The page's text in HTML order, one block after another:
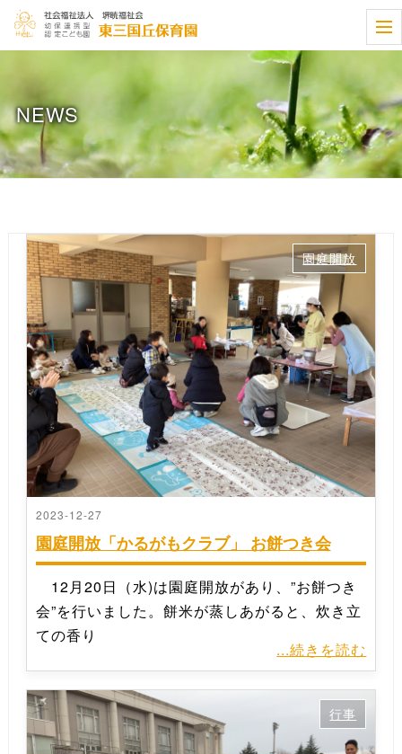
t
o
e
n
a
v
g
a
NEWS
2023-12-27
園庭開放「かるがもクラブ」 お餅つき会
園庭開放
12月20日（水)は園庭開放があり、”お餅つき
会”を行いました。餅米が蒸しあがると、炊き立
ての香り
...続きを読む
行事